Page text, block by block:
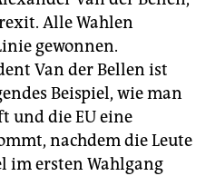
Alle Wahlen
gewonnen.
Van der Bellen ist
Beispiel, wie man
und die EU eine
nachdem die Leute
im ersten Wahlgang